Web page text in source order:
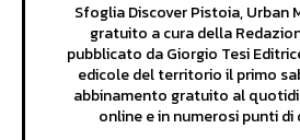
Sfoglia Discover Pistoia, Urban
gratuito a cura della
pubblicato da Giorgio Tesi
edicole del territorio il primo
abbinamento gratuito al
online e in numerosi punti